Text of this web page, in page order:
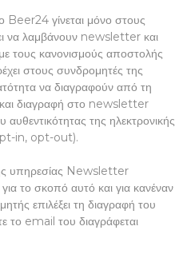
γίνεται μόνο στους
να λαμβάνουν newsletter και
τους κανονισμούς αποστολής
στους συνδρομητές της
να διαγραφούν από τη
διαγραφή στο newsletter
αυθεντικότητας της ηλεκτρονικής
in, opt-out).
υπηρεσίας Newsletter
το σκοπό αυτό και για κανέναν
επιλέξει τη διαγραφή του
το email του διαγράφεται